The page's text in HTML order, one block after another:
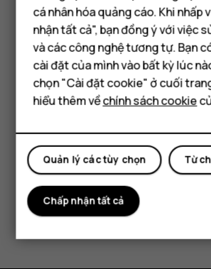
thông
qua
mạng
không
dây
(OTA).
Điện thoại
Điện thoại phổ
Máy tính bảng
bảo mật, chúng tôi khuyên tất cả
chúng tôi nên cài đặt chúng càng
tiện. Thông tin chi tiết hơn về các
cho điện thoại thông minh Nokia và
minh HMD có sẵn tạiđây.
Bạn tìm được thông tin hữu
Có Không
cá nhân hóa quảng cáo. Khi nhấp
nhận tất cả", bạn đồng ý với việc
và các công nghệ tương tự. Bạn
cài đặt của mình vào bất kỳ lúc
chọn "Cài đặt cookie" ở cuối
hiểu thêm vềchính sách cookie
Từ
Quản lý các tùy chọn
Chấp nhận tất cả